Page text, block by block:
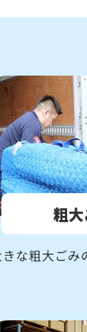
粗
な粗大ごみ